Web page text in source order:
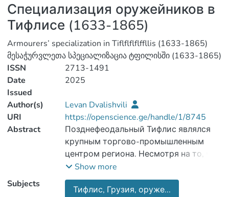
Специализация оружейников в
Тифлисе (1633-1865)
Armourers’ specialization in Tiflflflflffllis (1633-1865)
მესაჭურვლეთა სპეციალიზაცია ტფილისში (1633-1865)
ISSN
2713-1491
Date
Issued
2025
Author(s)
Levan Dvalishvili
URI
https://openscience.ge/handle/1/8745
Abstract
Позднефеодальный Тифлис являлся
крупным торгово-промышленным
центром региона. Несмотря на то, что
промышленный и торговый потенциал
города был подвержен влиянию
обстоятельств, связанных с
Show more
Subjects
Тифлис, Грузия, оруже...